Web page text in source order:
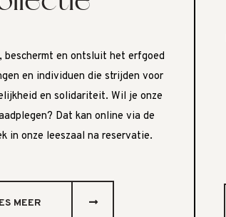
beschermt en ontsluit het erfgoed
en individuen die strijden voor
en solidariteit. Wil je onze
Dat kan online via de
in onze leeszaal na reservatie.
MEER